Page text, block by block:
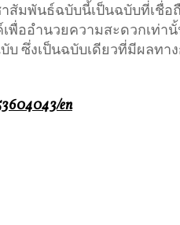
สัมพันธ์ฉบับนี้เป็นฉบับที่เชื่อ
พื่ออำนวยความสะดวกเท่า
บ ซึ่งเป็นฉบับเดียวที่มีผลทา
en